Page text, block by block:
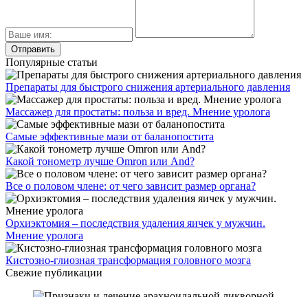
Популярные статьи
Препараты для быстрого снижения артериального давления
Массажер для простаты: польза и вред. Мнение уролога
Самые эффективные мази от баланопостита
Какой тонометр лучше Omron или And?
Все о половом члене: от чего зависит размер органа?
Орхиэктомия – последствия удаления яичек у мужчин.
Мнение уролога
Кистозно-глиозная трансформация головного мозга
Свежие публикации